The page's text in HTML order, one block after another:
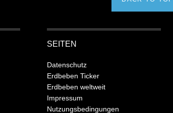
SEITEN
Datenschutz
Erdbeben Ticker
Erdbeben weltweit
Impressum
Nutzungsbedingungen